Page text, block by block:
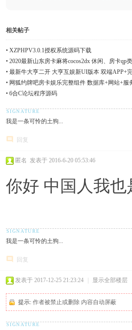
相关帖子
• XZPHPV3.0.1授权系统源码下载
• 2020最新山东房卡麻将cocos2dx 休闲、房卡
• 最新牛大亨二开 大亨互娱新UI版本 双端APP+
• 网狐约牌吧房卡娱乐完整组件 数据库+网站+服
• 6合C论坛程序源码
我是一条可怜的土狗...
回复
匿名 发表于 2016-6-20 05:53:46
你好 中国人我
我是一条可怜的土狗...
回复
发表于 2017-12-25 21:23:24 | 显示全部楼层
提示: 作者被禁止或删除 内容自动屏蔽